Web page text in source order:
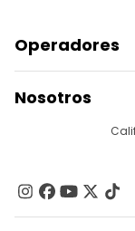
Operadores
Acceder Como
Programa De
Nosotros
Contacto
Grupos